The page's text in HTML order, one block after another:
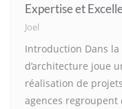
Expertise et
Joel
Introduction Dans la
d’architecture joue
réalisation de
agences